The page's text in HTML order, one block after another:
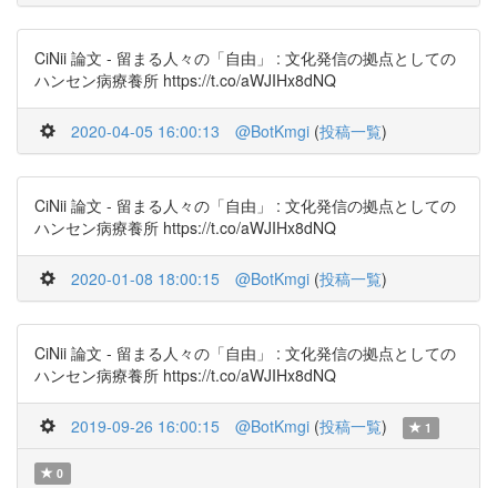
CiNii 論文 - 留まる人々の「自由」 : 文化発信の拠点としての
ハンセン病療養所 https://t.co/aWJIHx8dNQ
2020-04-05 16:00:13 @BotKmgi (投稿一覧)
CiNii 論文 - 留まる人々の「自由」 : 文化発信の拠点としての
ハンセン病療養所 https://t.co/aWJIHx8dNQ
2020-01-08 18:00:15 @BotKmgi (投稿一覧)
CiNii 論文 - 留まる人々の「自由」 : 文化発信の拠点としての
ハンセン病療養所 https://t.co/aWJIHx8dNQ
2019-09-26 16:00:15 @BotKmgi (投稿一覧) 1
0